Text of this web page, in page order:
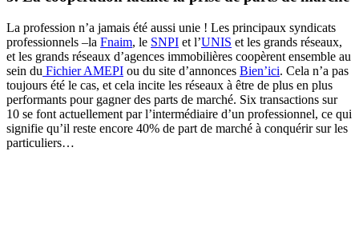
La profession n’a jamais été aussi unie ! Les principaux syndicats
professionnels –la Fnaim, le SNPI et l’UNIS et les grands réseaux,
et les grands réseaux d’agences immobilières coopèrent ensemble au
sein du Fichier AMEPI ou du site d’annonces Bien’ici. Cela n’a pas
toujours été le cas, et cela incite les réseaux à être de plus en plus
performants pour gagner des parts de marché. Six transactions sur
10 se font actuellement par l’intermédiaire d’un professionnel, ce qui
signifie qu’il reste encore 40% de part de marché à conquérir sur les
particuliers…